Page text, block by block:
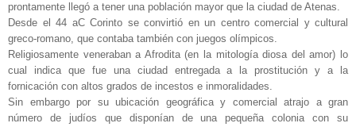
prontamente llegó a tener una población mayor que la ciudad de Atenas.
Desde el 44 aC Corinto se convirtió en un centro comercial y cultural
greco-romano, que contaba también con juegos olímpicos.
Religiosamente veneraban a Afrodita (en la mitología diosa del amor) lo
cual indica que fue una ciudad entregada a la prostitución y a la
fornicación con altos grados de incestos e inmoralidades.
Sin embargo por su ubicación geográfica y comercial atrajo a gran
número de judíos que disponían de una pequeña colonia con su